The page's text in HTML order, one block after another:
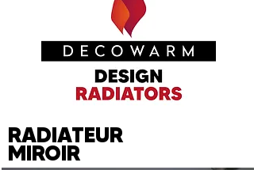
RADIATEUR
MIROIR